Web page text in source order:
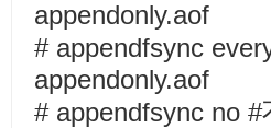
appendonly.aof
# appendfsync
appendonly.aof
# appendfsync no